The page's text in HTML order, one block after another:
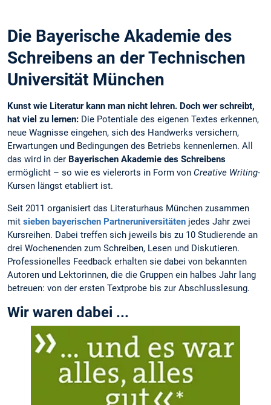
Die Bayerische Akademie des
Schreibens an der Technischen
Universität München
Kunst wie Literatur kann man nicht lehren. Doch wer schreibt,
hat viel zu lernen: Die Potentiale des eigenen Textes erkennen,
neue Wagnisse eingehen, sich des Handwerks versichern,
Erwartungen und Bedingungen des Betriebs kennenlernen. All
das wird in der Bayerischen Akademie des Schreibens
ermöglicht – so wie es vielerorts in Form von Creative Writing-
Kursen längst etabliert ist.
Seit 2011 organisiert das Literaturhaus München zusammen
mit sieben bayerischen Partneruniversitäten jedes Jahr zwei
Kursreihen. Dabei treffen sich jeweils bis zu 10 Studierende an
drei Wochenenden zum Schreiben, Lesen und Diskutieren.
Professionelles Feedback erhalten sie dabei von bekannten
Autoren und Lektorinnen, die die Gruppen ein halbes Jahr lang
betreuen: von der ersten Textprobe bis zur Abschlusslesung.
Wir waren dabei ...